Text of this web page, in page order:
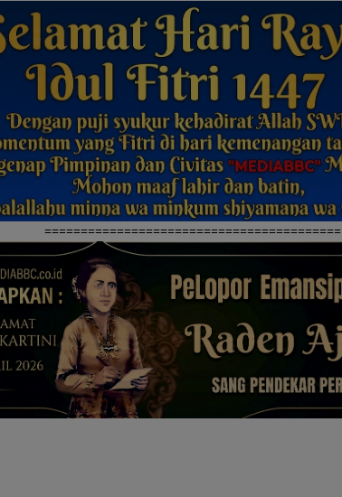
=========================================